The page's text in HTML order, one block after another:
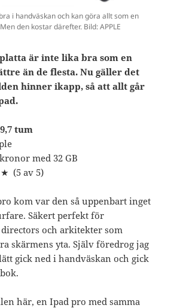
i handväskan och kan göra allt som en
den kostar därefter. Bild: APPLE
är inte lika bra som en
än de flesta. Nu gäller det
hinner ikapp, så att allt går
tum
med 32 GB
(5 av 5)
kom var den så uppenbart inget
Säkert perfekt för
och arkitekter som
skärmens yta. Själv föredrog jag
gick ned i handväskan och gick
här, en Ipad pro med samma